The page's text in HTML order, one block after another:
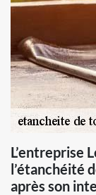
L’entreprise
l’étanchéité
après son